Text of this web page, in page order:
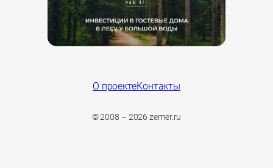
О проектеКонтакты
© 2008 – 2026 zemer.ru